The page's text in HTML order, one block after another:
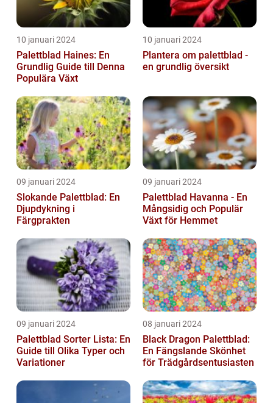
10 januari 2024
Palettblad Haines: En
Grundlig Guide till Denna
Populära Växt
10 januari 2024
Plantera om palettblad -
en grundlig översikt
09 januari 2024
Slokande Palettblad: En
Djupdykning i
Färgprakten
09 januari 2024
Palettblad Havanna - En
Mångsidig och Populär
Växt för Hemmet
09 januari 2024
Palettblad Sorter Lista: En
Guide till Olika Typer och
Variationer
08 januari 2024
Black Dragon Palettblad:
En Fängslande Skönhet
för Trädgårdsentusiasten